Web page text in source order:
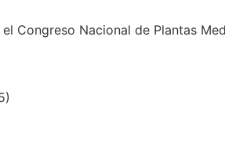
Congreso Nacional de Plantas